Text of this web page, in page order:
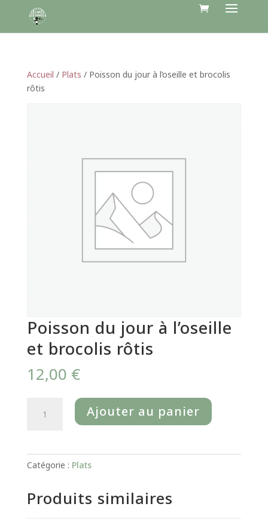
Accueil / Plats / Poisson du jour à l’oseille et brocolis
rôtis
Poisson du jour à l’oseille
et brocolis rôtis
12,00 €
et
Ajouter au panier
Catégorie : Plats
Produits similaires